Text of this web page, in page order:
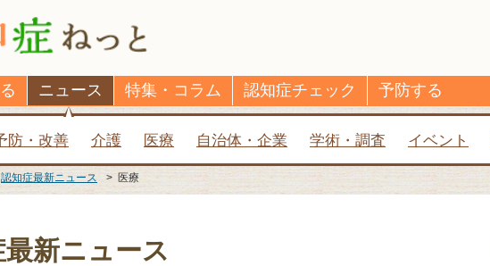
ニュース
防・改善 介護 医療 自治体・企業 学術・調査 イベント
特集・コラム 認知症チェック 予防する
認知症最新ニュース > 医療
新ニュース